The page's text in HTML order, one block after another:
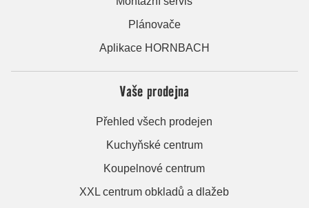
Plánovače
Aplikace HORNBACH
Vaše prodejna
Přehled všech prodejen
Kuchyňské centrum
Koupelnové centrum
XXL centrum obkladů a dlažeb